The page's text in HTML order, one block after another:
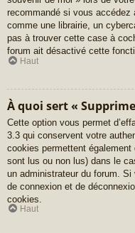
recommandé si vous accédez
comme une librairie, un
pas à trouver cette case à
forum ait désactivé cette
Haut
À quoi sert «
Cette option vous permet
3.3 qui conservent votre
cookies permettent également
sont lus ou non lus) dans le
un administrateur du forum.
de connexion et de
cookies.
Haut